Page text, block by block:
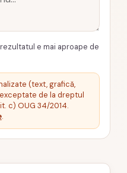
e mai aproape de
(text, grafică,
de la dreptul
c) OUG 34/2014.
.